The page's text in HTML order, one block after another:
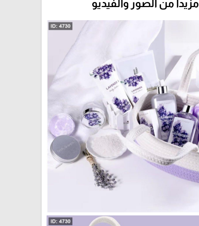
مزيداً من الصور والفيديو